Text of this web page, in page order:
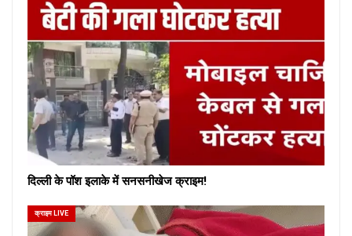
दिल्ली के पॉश इलाके में सनसनीखेज क्राइम!
क्राइम LIVE